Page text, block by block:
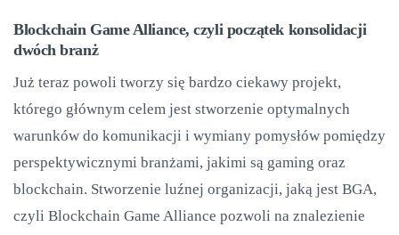
Blockchain Game Alliance, czyli początek konsolidacji
dwóch branż
Już teraz powoli tworzy się bardzo ciekawy projekt,
którego głównym celem jest stworzenie optymalnych
warunków do komunikacji i wymiany pomysłów pomiędzy
perspektywicznymi branżami, jakimi są gaming oraz
blockchain. Stworzenie luźnej organizacji, jaką jest BGA,
czyli Blockchain Game Alliance pozwoli na znalezienie